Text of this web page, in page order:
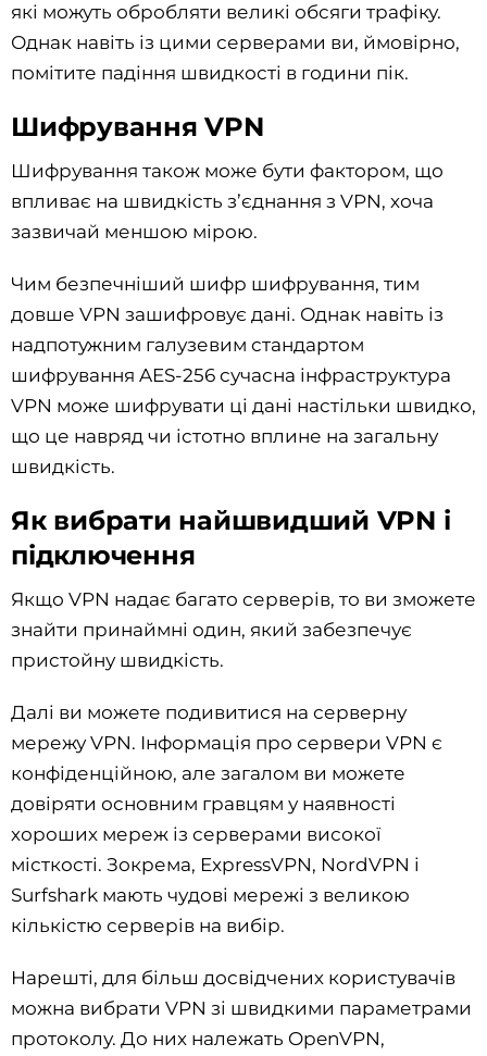
які можуть обробляти великі обсяги трафіку.
Однак навіть із цими серверами ви, ймовірно,
помітите падіння швидкості в години пік.
Шифрування VPN
Шифрування також може бути фактором, що
впливає на швидкість з’єднання з VPN, хоча
зазвичай меншою мірою.
Чим безпечніший шифр шифрування, тим
довше VPN зашифровує дані. Однак навіть із
надпотужним галузевим стандартом
шифрування AES-256 сучасна інфраструктура
VPN може шифрувати ці дані настільки швидко,
що це навряд чи істотно вплине на загальну
швидкість.
Як вибрати найшвидший VPN і
підключення
Якщо VPN надає багато серверів, то ви зможете
знайти принаймні один, який забезпечує
пристойну швидкість.
Далі ви можете подивитися на серверну
мережу VPN. Інформація про сервери VPN є
конфіденційною, але загалом ви можете
довіряти основним гравцям у наявності
хороших мереж із серверами високої
місткості. Зокрема, ExpressVPN, NordVPN і
Surfshark мають чудові мережі з великою
кількістю серверів на вибір.
Нарешті, для більш досвідчених користувачів
можна вибрати VPN зі швидкими параметрами
протоколу. До них належать OpenVPN,